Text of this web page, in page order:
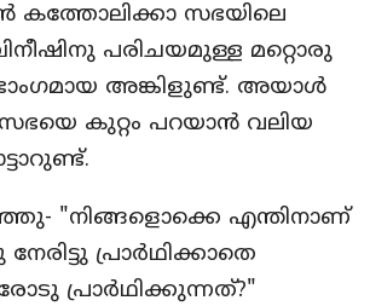
കത്തോലിക്കാ സഭയിലെ
പരിചയമുള്ള മറ്റൊരു
അങ്കിളുണ്ട്. അയാൾ
കുറ്റം പറയാൻ വലിയ
"നിങ്ങളൊക്കെ എന്തിനാണ്
പ്രാർഥിക്കാതെ
പ്രാർഥിക്കുന്നത്?"